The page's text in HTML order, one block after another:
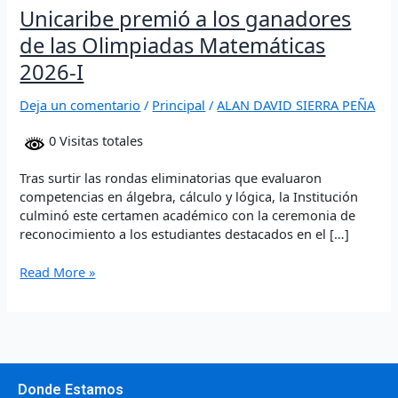
Unicaribe premió a los ganadores
de las Olimpiadas Matemáticas
2026-I
Deja un comentario / Principal /ALAN DAVID SIERRA PEÑA
0 Visitas totales
Tras surtir las rondas eliminatorias que evaluaron
competencias en álgebra, cálculo y lógica, la Institución
culminó este certamen académico con la ceremonia de
reconocimiento a los estudiantes destacados en el […]
Read More »
Donde Estamos